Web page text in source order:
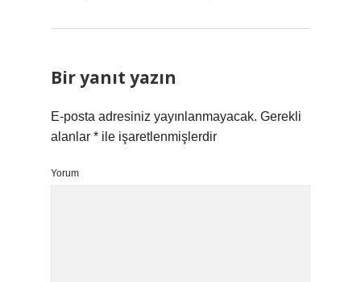
Bir yanıt yazın
E-posta adresiniz yayınlanmayacak. Gerekli
alanlar * ile işaretlenmişlerdir
Yorum